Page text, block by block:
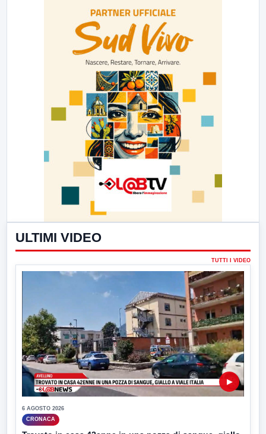
ULTIMI VIDEO
TUTTI I VIDEO
▶
6 AGOSTO 2026
CRONACA